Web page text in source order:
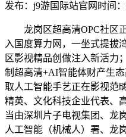
发布：j9游国际站官网 时间
龙岗区超高清OPC社区正
入国度算力网，一坐式提拔
区影视精品创做注入新活力
制超高清+AI智能体财产生
取人工智能手艺正在影视范
精英、文化科技企业代表、
当由深圳片子电视集团、龙
人工智能（机械人）署、龙